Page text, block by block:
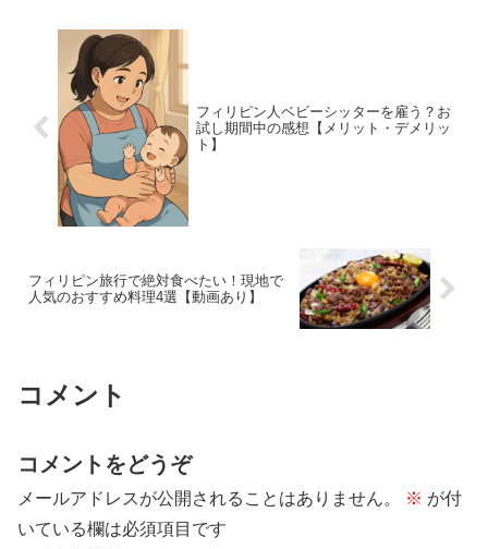
フィリピン人ベビーシッターを雇う？お
試し期間中の感想【メリット・デメリッ
ト】
フィリピン旅行で絶対食べたい！現地で
人気のおすすめ料理4選【動画あり】
コメント
コメントをどうぞ
メールアドレスが公開されることはありません。 ※ が付
いている欄は必須項目です